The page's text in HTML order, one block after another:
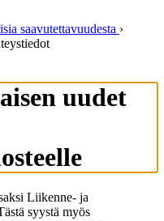
saavutettavuudesta ›
uudet
Liikenne- ja
syystä myös